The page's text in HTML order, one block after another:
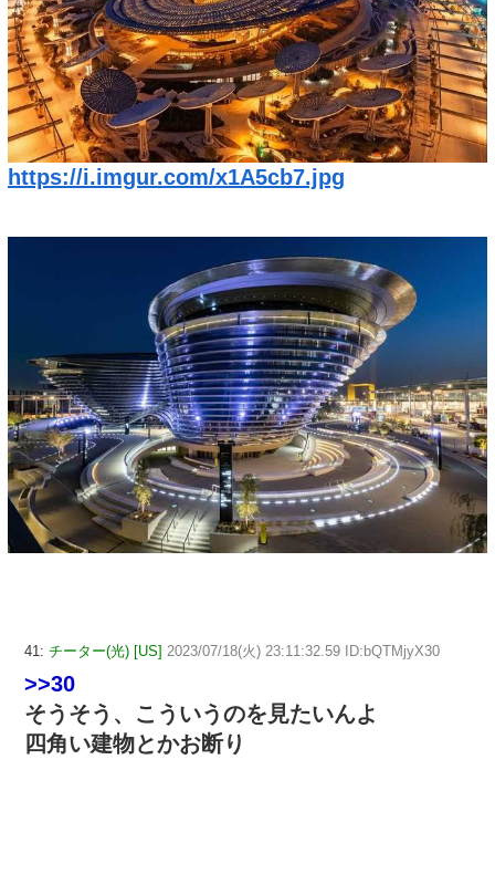
https://i.imgur.com/x1A5cb7.jpg
41: チーター(光) [US] 2023/07/18(火) 23:11:32.59 ID:bQTMjyX30
>>30
そうそう、こういうのを見たいんよ
四角い建物とかお断り